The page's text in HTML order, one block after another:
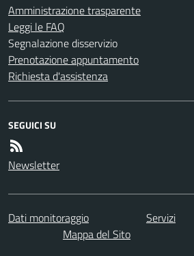
Amministrazione trasparente
Leggi le FAQ
Segnalazione disservizio
Prenotazione appuntamento
Richiesta d'assistenza
SEGUICI SU
Newsletter
Dati monitoraggio Servizi
Mappa del Sito